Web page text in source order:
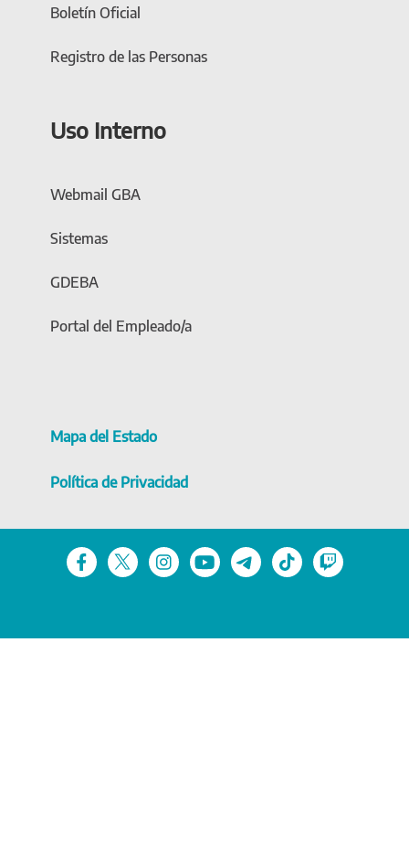
Boletín Oficial
Registro de las Personas
Uso Interno
Webmail GBA
Sistemas
GDEBA
Portal del Empleado/a
Mapa del Estado
Política de Privacidad